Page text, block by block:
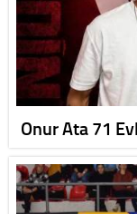
Onur Ata 71